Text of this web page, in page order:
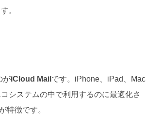
。
がiCloud Mail です。iPhone、iPad、Mac
システムの中で利用するのに最適化さ
特徴です。